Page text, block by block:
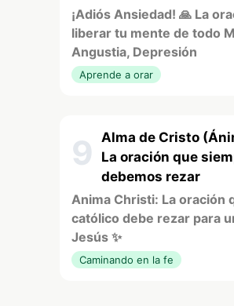
¡Adiós Ansiedad! 🙏 La
liberar tu mente de todo
Angustia, Depresión
Aprende a orar
9
Alma de Cristo
La oración que
debemos rezar
Anima Christi: La oración
católico debe rezar para
Jesús ✨
Caminando en la fe